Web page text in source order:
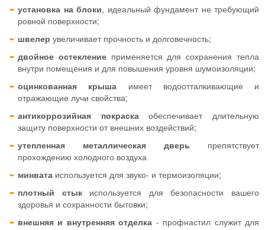
установка на блоки, идеальный фундамент не требующий
ровной поверхности;
швелер увеличивает прочность и долговечность;
двойное остеклениеприменяется для сохранения тепла
внутри помещения и для повышения уровня шумоизоляции;
оцинкованная крыша имеет водоотталкивающие и
отражающие лучи свойства;
антикоррозийная покраскаобеспечивает длительную
защиту поверхности от внешних воздействий;
утепленная металлическая дверь препятствует
прохождению холодного воздуха
минвата используется для звуко- и термоизоляции;
плотный стыкиспользуется для безопасности вашего
здоровья и сохранности бытовки;
внешняя и внутренняя отделка - профнастил служит для